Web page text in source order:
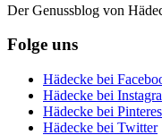
Der Genussblog von
Folge uns
Hädecke bei
Hädecke bei
Hädecke bei
Hädecke bei Twitter